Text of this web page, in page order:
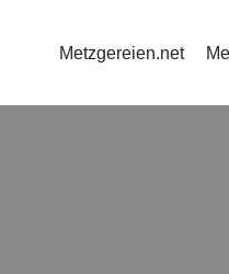
Metzgereien.net